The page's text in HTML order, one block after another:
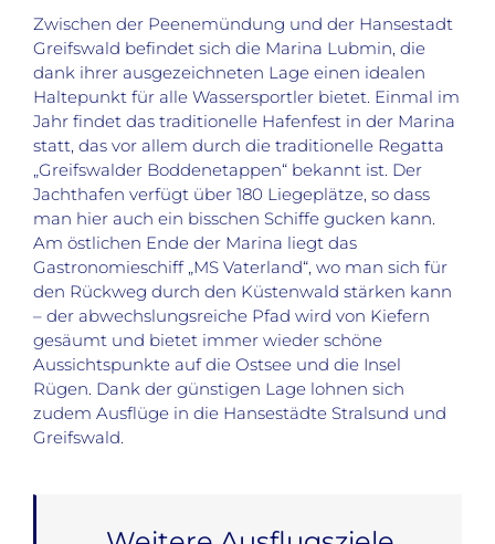
Zwischen der Peenemündung und der Hansestadt
Greifswald befindet sich die Marina Lubmin, die
dank ihrer ausgezeichneten Lage einen idealen
Haltepunkt für alle Wassersportler bietet. Einmal im
Jahr findet das traditionelle Hafenfest in der Marina
statt, das vor allem durch die traditionelle Regatta
„Greifswalder Boddenetappen“ bekannt ist. Der
Jachthafen verfügt über 180 Liegeplätze, so dass
man hier auch ein bisschen Schiffe gucken kann.
Am östlichen Ende der Marina liegt das
Gastronomieschiff „MS Vaterland“, wo man sich für
den Rückweg durch den Küstenwald stärken kann
– der abwechslungsreiche Pfad wird von Kiefern
gesäumt und bietet immer wieder schöne
Aussichtspunkte auf die Ostsee und die Insel
Rügen. Dank der günstigen Lage lohnen sich
zudem Ausflüge in die Hansestädte Stralsund und
Greifswald.